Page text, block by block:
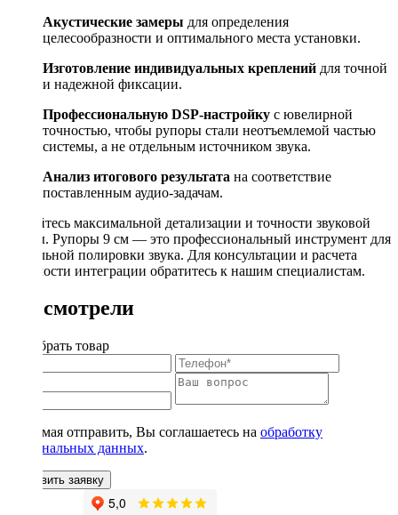
Акустические замеры для определения
целесообразности и оптимального места установки.
Изготовление индивидуальных креплений для точной
и надежной фиксации.
Профессиональную DSP-настройку с ювелирной
точностью, чтобы рупоры стали неотъемлемой частью
системы, а не отдельным источником звука.
Анализ итогового результата на соответствие
поставленным аудио-задачам.
Добейтесь максимальной детализации и точности звуковой
сцены. Рупоры 9 см — это профессиональный инструмент для
финальной полировки звука. Для консультации и расчета
стоимости интеграции обратитесь к нашим специалистам.
Вы смотрели
Подобрать товар
Нажимая отправить, Вы соглашаетесь на обработку
персональных данных.
Оставить заявку